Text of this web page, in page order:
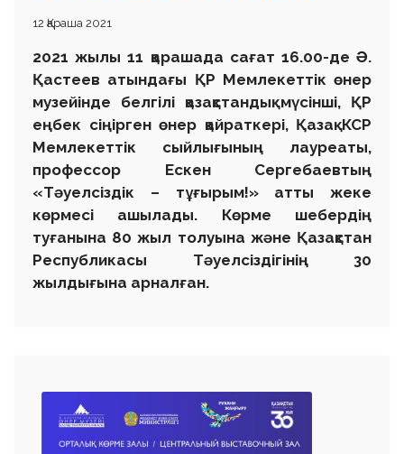
12 Қараша 2021
2021 жылы 11 қарашада сағат 16.00-де Ә.
Қастеев атындағы ҚР Мемлекеттік өнер
музейінде белгілі қазақстандық мүсінші, ҚР
еңбек сіңірген өнер қайраткері, Қазақ КСР
Мемлекеттік сыйлығының лауреаты,
профессор Ескен Сергебаевтың
«Тәуелсіздік – тұғырым!» атты жеке
көрмесі ашылады. Көрме шебердің
туғанына 80 жыл толуына және Қазақстан
Республикасы Тәуелсіздігінің 30
жылдығына арналған.